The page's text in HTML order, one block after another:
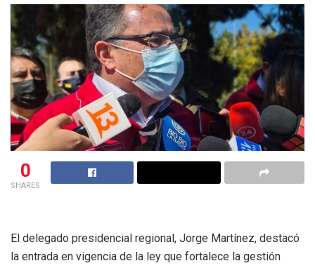
0
SHARES
El delegado presidencial regional, Jorge Martínez, destacó
la entrada en vigencia de la ley que fortalece la gestión